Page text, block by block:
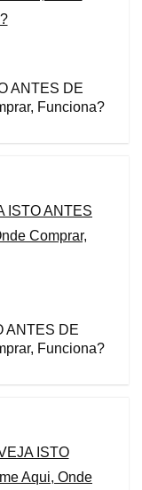
ANTES DE
Funciona?
ANTES DE
Funciona?